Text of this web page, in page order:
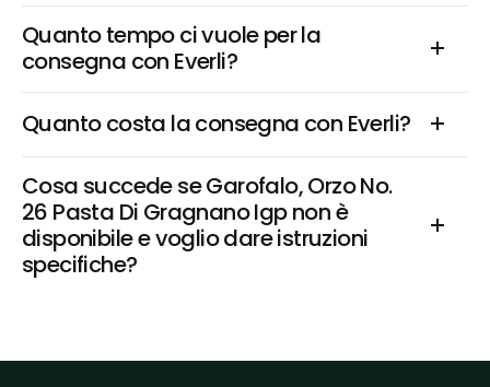
Quanto tempo ci vuole per la
consegna con Everli?
Quanto costa la consegna con Everli?
Cosa succede se Garofalo, Orzo No.
26 Pasta Di Gragnano Igp non è
disponibile e voglio dare istruzioni
specifiche?